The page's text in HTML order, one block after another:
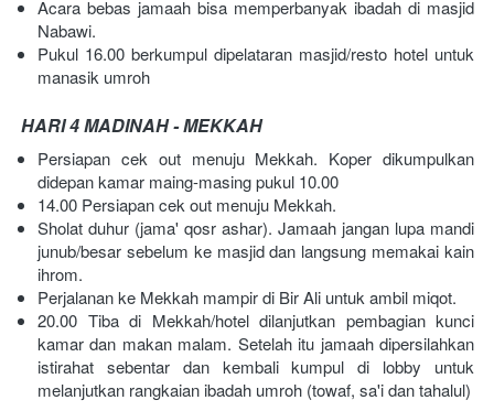
Acara bebas jamaah bisa memperbanyak ibadah di masjid
Nabawi.
Pukul 16.00 berkumpul dipelataran masjid/resto hotel untuk
manasik umroh
HARI 4 MADINAH - MEKKAH
Persiapan cek out menuju Mekkah. Koper dikumpulkan
didepan kamar maing-masing pukul 10.00
14.00 Persiapan cek out menuju Mekkah.
Sholat duhur (jama' qosr ashar). Jamaah jangan lupa mandi
junub/besar sebelum ke masjid dan langsung memakai kain
ihrom.
Perjalanan ke Mekkah mampir di Bir Ali untuk ambil miqot.
20.00 Tiba di Mekkah/hotel dilanjutkan pembagian kunci
kamar dan makan malam. Setelah itu jamaah dipersilahkan
istirahat sebentar dan kembali kumpul di lobby untuk